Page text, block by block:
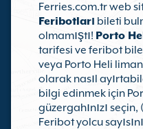
Ferries.com.tr web
Feribotları bileti
olmamıştı! Porto
tarifesi ve feribot
veya Porto Heli
olarak nasıl
bilgi edinmek için
güzergahınızı
Feribot yolcu